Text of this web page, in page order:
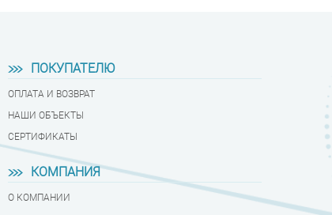
ПОКУПАТЕЛЮ
ОПЛАТА И ВОЗВРАТ
НАШИ ОБЪЕКТЫ
СЕРТИФИКАТЫ
КОМПАНИЯ
О КОМПАНИИ